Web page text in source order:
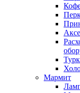
Мармит